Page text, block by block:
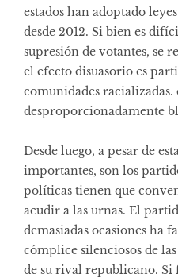
estados han adoptado
desde 2012. Si bien es
supresión de votantes, se
el efecto disuasorio es
comunidades racializadas.
desproporcionadamente
Desde luego, a pesar de
importantes, son los
políticas tienen que
acudir a las urnas. El
demasiadas ocasiones ha
cómplice silenciosos de
de su rival republicano. Si